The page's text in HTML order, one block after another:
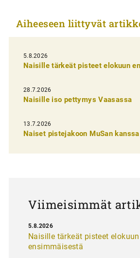
k
e
l
i
e
n
e
Aiheeseen liittyvät
5.8.2026
Naisille tärkeät pisteet elokuun
28.7.2026
Naisille iso pettymys Vaasassa
13.7.2026
Naiset pistejakoon MuSan kanssa
Viimeisimmät
Naisille tärkeät pisteet elokuun
ensimmäisestä
5.8.2026